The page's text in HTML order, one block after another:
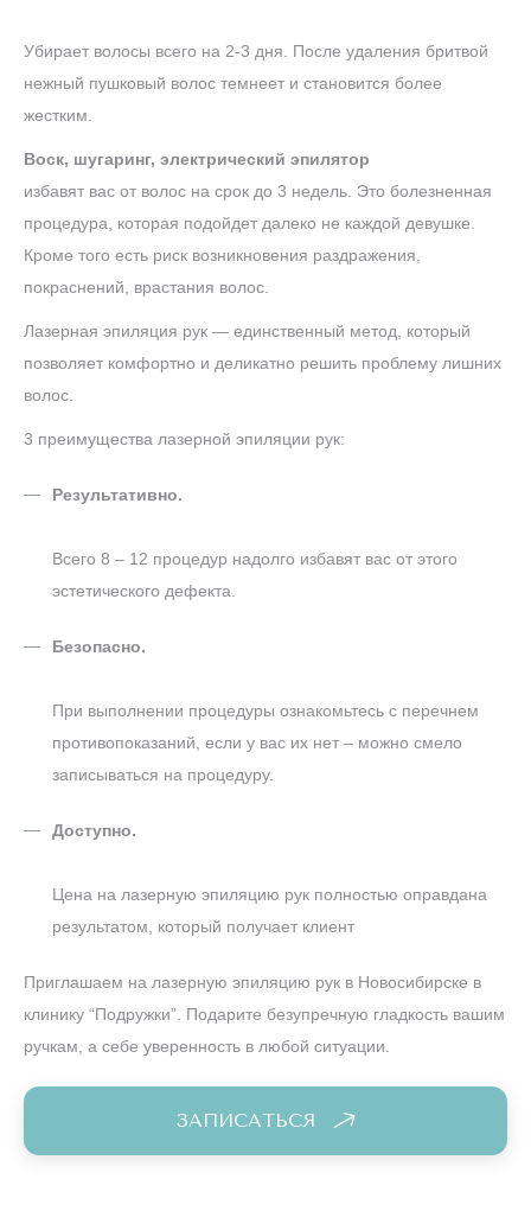
Убирает волосы всего на 2-3 дня. После удаления бритвой
нежный пушковый волос темнеет и становится более
жестким.
Воск, шугаринг, электрический эпилятор
избавят вас от волос на срок до 3 недель. Это болезненная
процедура, которая подойдет далеко не каждой девушке.
Кроме того есть риск возникновения раздражения,
покраснений, врастания волос.
Лазерная эпиляция рук — единственный метод, который
позволяет комфортно и деликатно решить проблему лишних
волос.
3 преимущества лазерной эпиляции рук:
Результативно.
Всего 8 – 12 процедур надолго избавят вас от этого
эстетического дефекта.
Безопасно.
При выполнении процедуры ознакомьтесь с перечнем
противопоказаний, если у вас их нет – можно смело
записываться на процедуру.
Доступно.
Цена на лазерную эпиляцию рук полностью оправдана
результатом, который получает клиент
Приглашаем на лазерную эпиляцию рук в Новосибирске в
клинику “Подружки”. Подарите безупречную гладкость вашим
ручкам, а себе уверенность в любой ситуации.
ЗАПИСАТЬСЯ